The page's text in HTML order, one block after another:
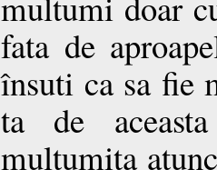
fata de
însuti ca sa fie
ta de
multumita